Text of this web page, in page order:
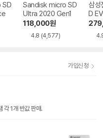
SD
Sandisk micro SD
Ultra 2020 Gen1
118,000원
4.8 (4,577)
삼
D
가입신청
1개 반값 판매.